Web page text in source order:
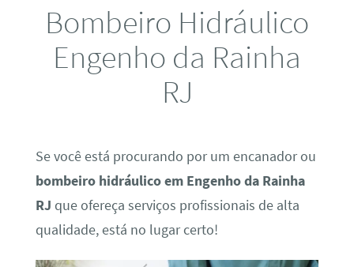
Bombeiro Hidráulico
Engenho da Rainha
RJ
Se você está procurando por um encanador ou
bombeiro hidráulico em Engenho da Rainha
RJ que ofereça serviços profissionais de alta
qualidade, está no lugar certo!